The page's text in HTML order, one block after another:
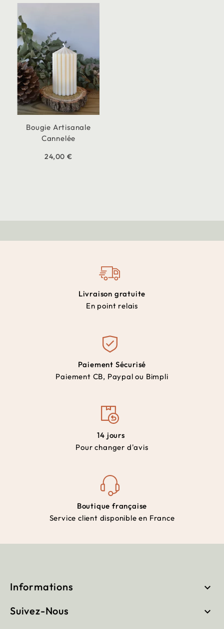
Bougie Artisanale
Cannelée
24,00 €
Livraison gratuite
En point relais
Paiement Sécurisé
Paiement CB, Paypal ou Bimpli
14 jours
Pour changer d'avis
Boutique française
Service client disponible en France
Informations 
Suivez-Nous 